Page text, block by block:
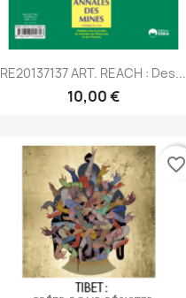
Aperçu rapide
RE20137137 ART. REACH : Des...
10,00 €
favorite_border